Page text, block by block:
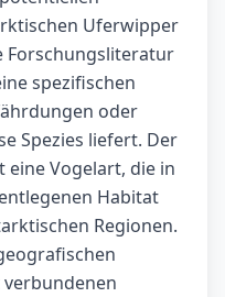
Uferwipper
Forschungsliteratur
spezifischen
oder
Spezies liefert. Der
Vogelart, die in
Habitat
Regionen.